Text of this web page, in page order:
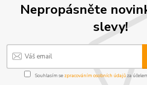
Nepropásněte
slevy!
Souhlasím se zpracováním osobních údajůza